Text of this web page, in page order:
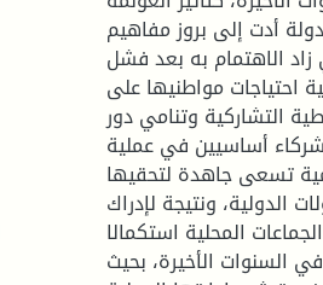
أدت إلى بروز مفاهيم
الاهتمام به بعد فشل
احتياجات مواطنيها على
التشاركية وتنامي دور
أساسيين في عملية
تسعى جاهدة لتحقيها.
الدولية، ونتيجة لإدراك
المحلية استكمالا
السنوات الأخيرة، بحيث